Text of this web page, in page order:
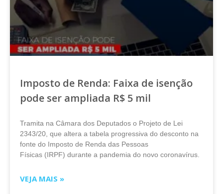
Imposto de Renda: Faixa de isenção
pode ser ampliada R$ 5 mil
Tramita na Câmara dos Deputados o Projeto de Lei
2343/20, que altera a tabela progressiva do desconto na
fonte do Imposto de Renda das Pessoas
Físicas (IRPF) durante a pandemia do novo coronavírus.
VEJA MAIS »